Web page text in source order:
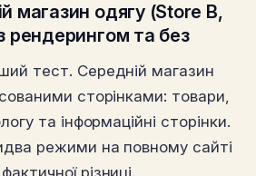
магазин одягу (Store B,
рендерингом та без
тест. Середній магазин
сторінками: товари,
та інформаційні сторінки.
режими на повному сайті